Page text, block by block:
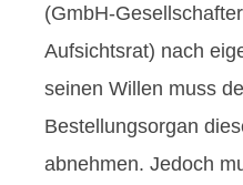
(GmbH-
Aufsichtsrat) nach
seinen Willen muss
Bestellungsorgan
abnehmen. Jedoch